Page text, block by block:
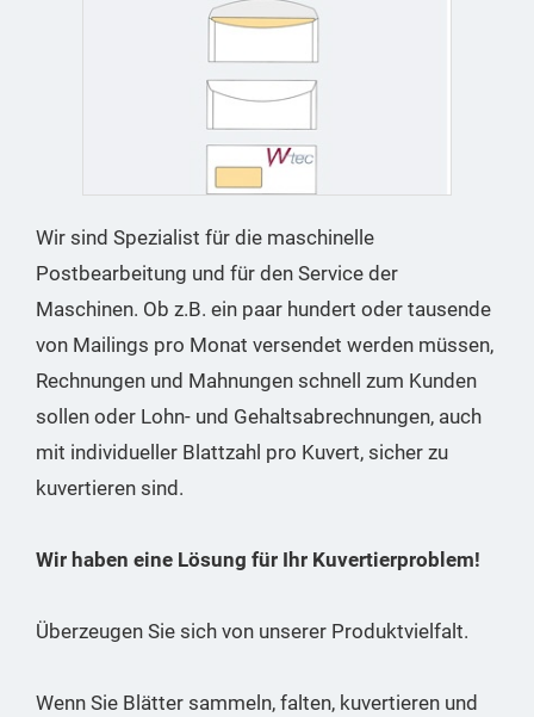
Wir sind Spezialist für die maschinelle
Postbearbeitung und für den Service der
Maschinen. Ob z.B. ein paar hundert oder tausende
von Mailings pro Monat versendet werden müssen,
Rechnungen und Mahnungen schnell zum Kunden
sollen oder Lohn- und Gehaltsabrechnungen, auch
mit individueller Blattzahl pro Kuvert, sicher zu
kuvertieren sind.
Wir haben eine Lösung für Ihr Kuvertierproblem!
Überzeugen Sie sich von unserer Produktvielfalt.
Wenn Sie Blätter sammeln, falten, kuvertieren und